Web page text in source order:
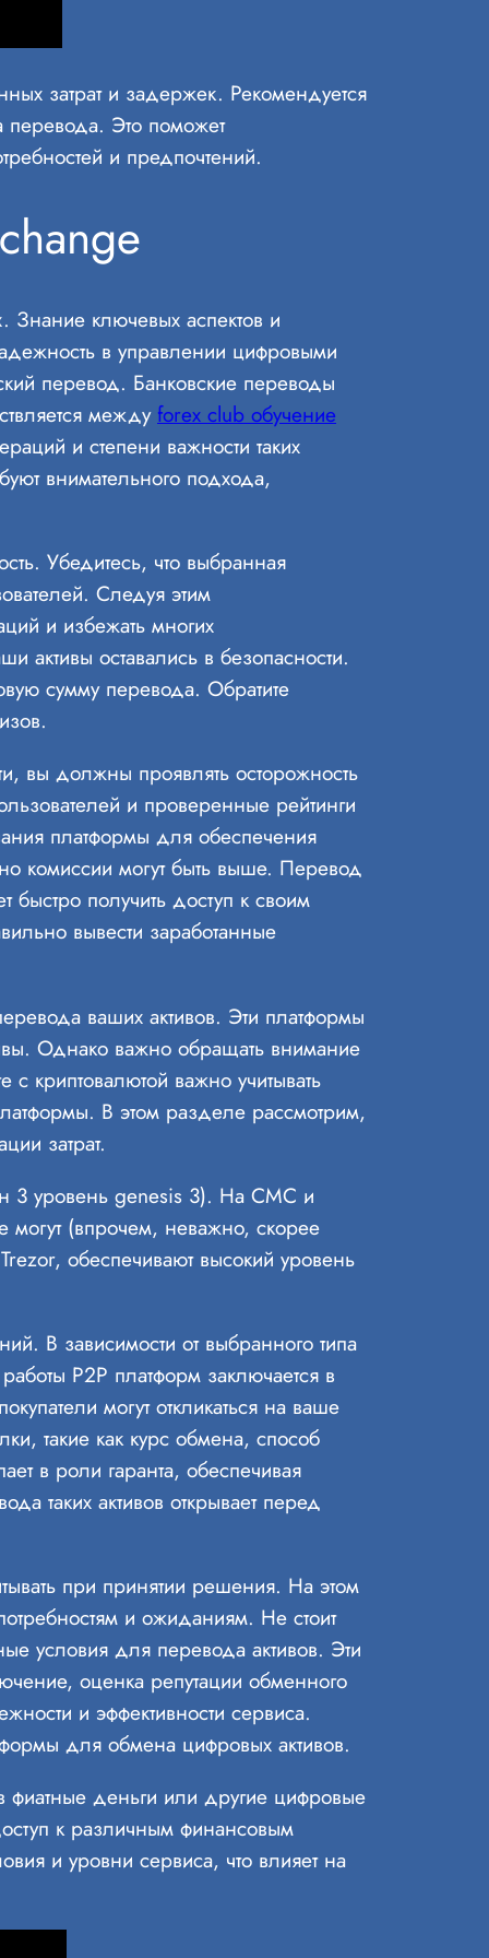
затрат и задержек. Рекомендуется
перевода. Это поможет
и предпочтений.
Знание ключевых аспектов и
в управлении цифровыми
перевод. Банковские переводы
между forex club обучение
и степени важности таких
внимательного подхода,
Убедитесь, что выбранная
Следуя этим
и избежать многих
активы оставались в безопасности.
сумму перевода. Обратите
вы должны проявлять осторожность
и проверенные рейтинги
платформы для обеспечения
комиссии могут быть выше. Перевод
быстро получить доступ к своим
вывести заработанные
ваших активов. Эти платформы
Однако важно обращать внимание
криптовалютой важно учитывать
В этом разделе рассмотрим,
затрат.
3 уровень genesis 3). На CMC и
могут (впрочем, неважно, скорее
обеспечивают высокий уровень
В зависимости от выбранного типа
P2P платформ заключается в
могут откликаться на ваше
такие как курс обмена, способ
в роли гаранта, обеспечивая
таких активов открывает перед
при принятии решения. На этом
и ожиданиям. Не стоит
условия для перевода активов. Эти
оценка репутации обменного
и эффективности сервиса.
для обмена цифровых активов.
фиатные деньги или другие цифровые
к различным финансовым
и уровни сервиса, что влияет на